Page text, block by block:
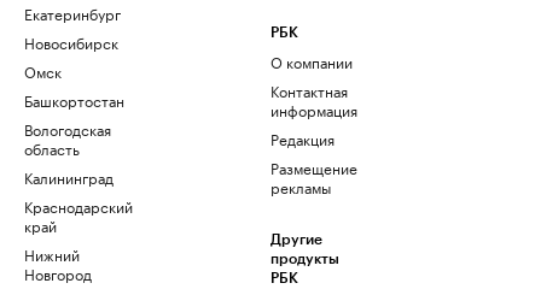
Екатеринбург
Новосибирск
Омск
Башкортостан
Вологодская
область
Калининград
Краснодарский
край
Нижний
Новгород
РБК
О компании
Контактная
информация
Редакция
Размещение
рекламы
Другие
продукты
РБК